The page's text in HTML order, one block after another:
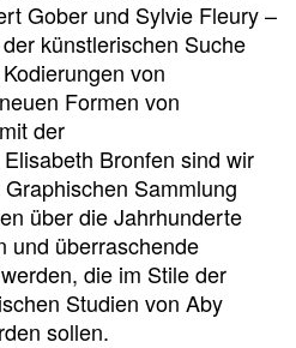
Gober und Sylvie Fleury –
künstlerischen Suche
von
Formen von
der
Bronfen sind wir
Sammlung
über die Jahrhunderte
und überraschende
die im Stile der
Studien von Aby
sollen.